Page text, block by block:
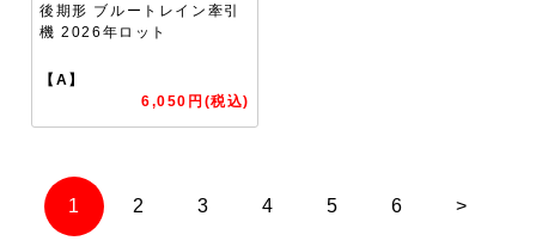
後期形 ブルートレイン牽引
機 2026年ロット
【A】
6,050円(税込)
1 2 3 4 5 6 >